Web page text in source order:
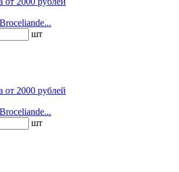
шт
от 2000 рублей
шт